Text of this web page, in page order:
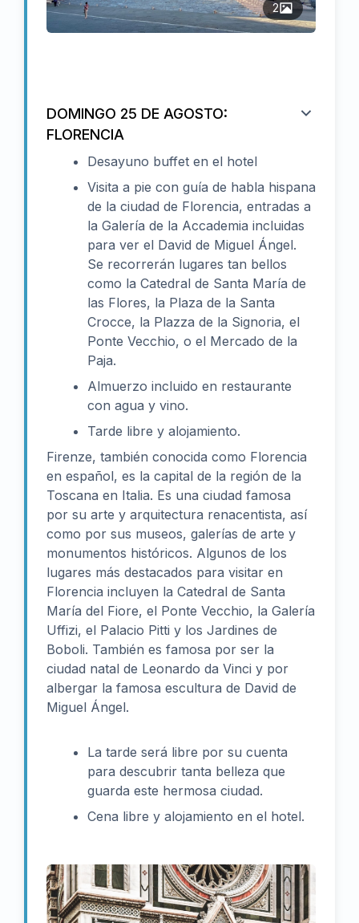
2
DOMINGO 25 DE AGOSTO:
FLORENCIA
Desayuno buffet en el hotel
Visita a pie con guía de habla hispana
de la ciudad de Florencia, entradas a
la Galería de la Accademia incluidas
para ver el David de Miguel Ángel.
Se recorrerán lugares tan bellos
como la Catedral de Santa María de
las Flores, la Plaza de la Santa
Crocce, la Plazza de la Signoria, el
Ponte Vecchio, o el Mercado de la
Paja.
Almuerzo incluido en restaurante
con agua y vino.
Tarde libre y alojamiento.
Firenze, también conocida como Florencia
en español, es la capital de la región de la
Toscana en Italia. Es una ciudad famosa
por su arte y arquitectura renacentista, así
como por sus museos, galerías de arte y
monumentos históricos. Algunos de los
lugares más destacados para visitar en
Florencia incluyen la Catedral de Santa
María del Fiore, el Ponte Vecchio, la Galería
Uffizi, el Palacio Pitti y los Jardines de
Boboli. También es famosa por ser la
ciudad natal de Leonardo da Vinci y por
albergar la famosa escultura de David de
Miguel Ángel.
La tarde será libre por su cuenta
para descubrir tanta belleza que
guarda este hermosa ciudad.
Cena libre y alojamiento en el hotel.